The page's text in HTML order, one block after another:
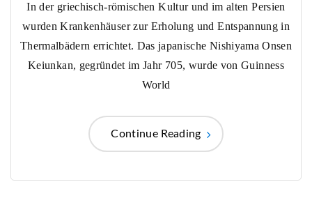
In der griechisch-römischen Kultur und im alten Persien
wurden Krankenhäuser zur Erholung und Entspannung in
Thermalbädern errichtet. Das japanische Nishiyama Onsen
Keiunkan, gegründet im Jahr 705, wurde von Guinness
World
Continue Reading